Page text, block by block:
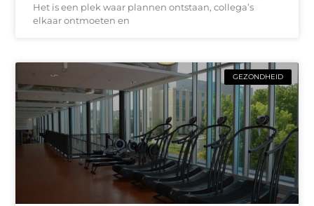
Het is een plek waar plannen ontstaan, collega’s
elkaar ontmoeten en
GEZONDHEID